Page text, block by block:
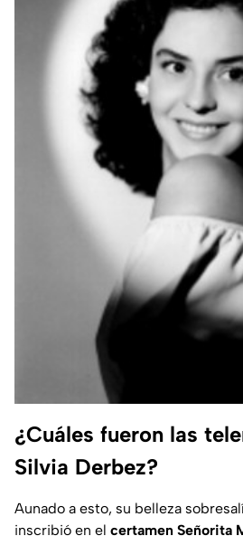
¿Cuáles fueron las
Silvia Derbez?
Aunado a esto, su belleza
inscribió en el certamen Señorita